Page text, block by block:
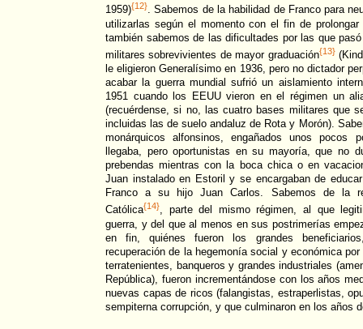
1959){12}. Sabemos de la habilidad de Franco para
utilizarlas según el momento con el fin de
también sabemos de las dificultades por las que
militares sobrevivientes de mayor graduación{13}
le eligieron Generalísimo en 1936, pero no dictador
acabar la guerra mundial sufrió un aislamiento
1951 cuando los EEUU vieron en el régimen un
(recuérdense, si no, las cuatro bases militares que
incluidas las de suelo andaluz de Rota y Morón).
monárquicos alfonsinos, engañados unos pocos
llegaba, pero oportunistas en su mayoría, que no
prebendas mientras con la boca chica o en
Juan instalado en Estoril y se encargaban de
Franco a su hijo Juan Carlos. Sabemos de la
Católica{14}, parte del mismo régimen, al que
guerra, y del que al menos en sus postrimerías
en fin, quiénes fueron los grandes
recuperación de la hegemonía social y económica
terratenientes, banqueros y grandes industriales
República), fueron incrementándose con los años
nuevas capas de ricos (falangistas, estraperlistas,
sempiterna corrupción, y que culminaron en los años